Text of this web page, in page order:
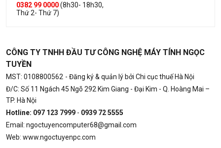
0382 99 0000(8h30- 18h30,
Thứ 2- Thứ 7)
CÔNG TY TNHH ĐẦU TƯ CÔNG NGHỆ MÁY TÍNH NGỌC
TUYỀN
MST: 0108800562 - Đăng ký & quản lý bởi Chi cục thuế Hà Nội
Đ/C: Số 11 Ngách 45 Ngõ 292 Kim Giang - Đại Kim - Q. Hoàng Mai –
TP. Hà Nội
Hotline: 097 123 7999 - 0939 72 5555
Email: ngoctuyencomputer68@gmail.com
Web: www.ngoctuyenpc.com